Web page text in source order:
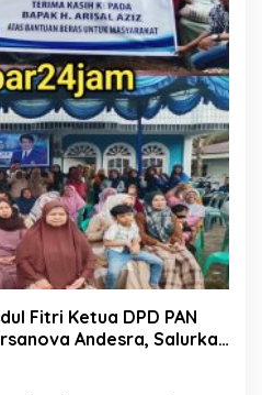
Fitri Ketua DPD PAN
Andesra, Salurkan
Untuk Masyarakat